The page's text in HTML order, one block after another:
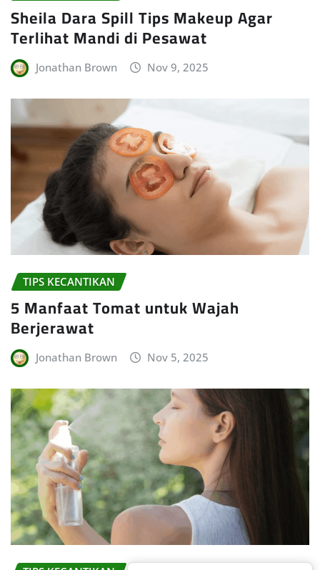
Sheila Dara Spill Tips Makeup Agar
Terlihat Mandi di Pesawat
Jonathan Brown Nov 9, 2025
TIPS KECANTIKAN
5 Manfaat Tomat untuk Wajah
Berjerawat
Jonathan Brown Nov 5, 2025